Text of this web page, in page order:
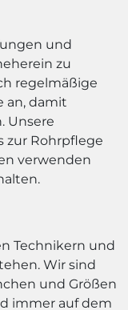
und
zu
regelmäßige
an, damit
Unsere
zur Rohrpflege
verwenden
Technikern und
Wir sind
und Größen
immer auf dem